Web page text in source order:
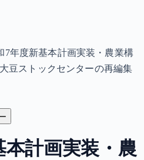
7年度新基本計画実装・農業構
豆ストックセンターの再編集
計画実装・農